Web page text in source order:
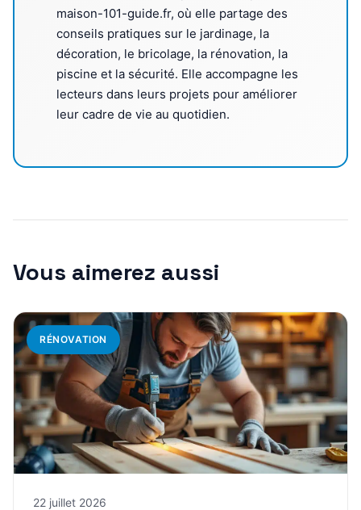
maison-101-guide.fr, où elle partage des
conseils pratiques sur le jardinage, la
décoration, le bricolage, la rénovation, la
piscine et la sécurité. Elle accompagne les
lecteurs dans leurs projets pour améliorer
leur cadre de vie au quotidien.
Vous aimerez aussi
RÉNOVATION
22 juillet 2026